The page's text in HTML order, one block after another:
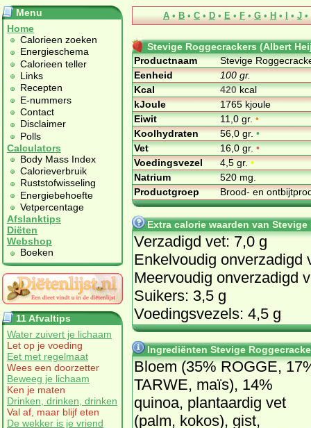
Menu
Home
Calorieen zoeken
Energieschema
Calorieen teller
Links
Recepten
E-nummers
Contact
Disclaimer
Polls
Calculators
Body Mass Index
Calorieverbruik
Ruststofwisseling
Energiebehoefte
Vetpercentage
Afslanktips
Diëten
Webshop
Boeken
11 Afvaltips
Water zuivert je lichaam
Let op je voeding
Eet met regelmaat
Wees een doorzetter
Beweeg je lichaam
Ken je maten
Drinken, drinken, drinken
Val af, maar blijf eten
De wekker is je vriend
A • B • C • D • E • F • G • H • I • J •
Stevige Roggecrackers (Albert
Productnaam
Stevige
Eenheid
100 gr.
Kcal
420kcal
kJoule
1765 kjoule
Eiwit
11,0 gr.•
Koolhydraten
56,0 gr.•
Vet
16,0 gr.•
Voedingsvezel
4,5 gr.•
Natrium
520 mg.
Productgroep
Brood- en
Extra calorie waarden van
Verzadigd vet: 7,0 g
Enkelvoudig onverzadigd
Meervoudig onverzadigd
Suikers: 3,5 g
Voedingsvezels: 4,5 g
Ingrediënten Stevige
Bloem (35% ROGGE,
TARWE, maïs), 14%
quinoa, plantaardig vet
(palm, kokos), gist,